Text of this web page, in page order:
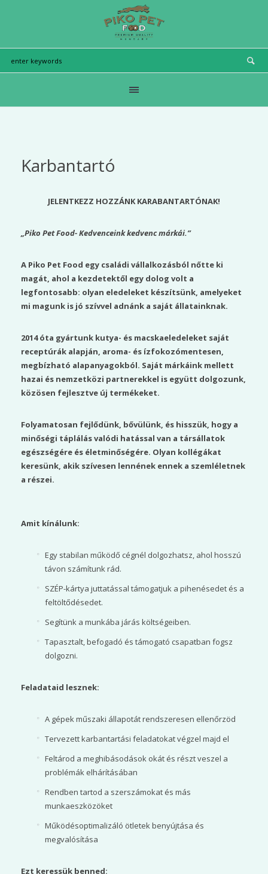
Karbantartó
JELENTKEZZ HOZZÁNK KARABANTARTÓNAK!
„Piko Pet Food- Kedvenceink kedvenc márkái.”
A Piko Pet Food egy családi vállalkozásból nőtte ki
magát, ahol a kezdetektől egy dolog volt a
legfontosabb: olyan eledeleket készítsünk, amelyeket
mi magunk is jó szívvel adnánk a saját állatainknak.
2014 óta gyártunk kutya- és macskaeledeleket saját
receptúrák alapján, aroma- és ízfokozómentesen,
megbízható alapanyagokból. Saját márkáink mellett
hazai és nemzetközi partnerekkel is együtt dolgozunk,
közösen fejlesztve új termékeket.
Folyamatosan fejlődünk, bővülünk, és hisszük, hogy a
minőségi táplálás valódi hatással van a társállatok
egészségére és életminőségére. Olyan kollégákat
keresünk, akik szívesen lennének ennek a szemléletnek
a részei.
Amit kínálunk:
Egy stabilan működő cégnél dolgozhatsz, ahol hosszú
távon számítunk rád.
SZÉP-kártya juttatással támogatjuk a pihenésedet és a
feltöltődésedet.
Segítünk a munkába járás költségeiben.
Tapasztalt, befogadó és támogató csapatban fogsz
dolgozni.
Feladataid lesznek:
A gépek műszaki állapotát rendszeresen ellenőrzöd
Tervezett karbantartási feladatokat végzel majd el
Feltárod a meghibásodások okát és részt veszel a
problémák elhárításában
Rendben tartod a szerszámokat és más
munkaeszközöket
Működésoptimalizáló ötletek benyújtása és
megvalósítása
Ezt keressük benned: